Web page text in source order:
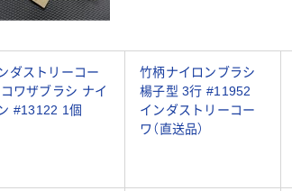
ダストリーコー
ワザブラシ ナイ
#13122 1個
竹柄ナイロンブラシ
楊子型 3行 #11952
インダストリーコー
ワ（直送品）